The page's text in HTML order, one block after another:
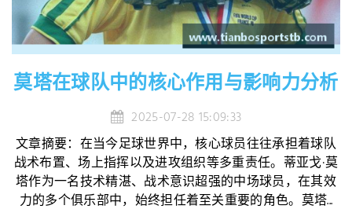
莫塔在球队中的核心作用与影响力分析
2025-07-28 15:09:33
文章摘要：在当今足球世界中，核心球员往往承担着球队
战术布置、场上指挥以及进攻组织等多重责任。蒂亚戈·莫
塔作为一名技术精湛、战术意识超强的中场球员，在其效
力的多个俱乐部中，始终担任着至关重要的角色。莫塔...